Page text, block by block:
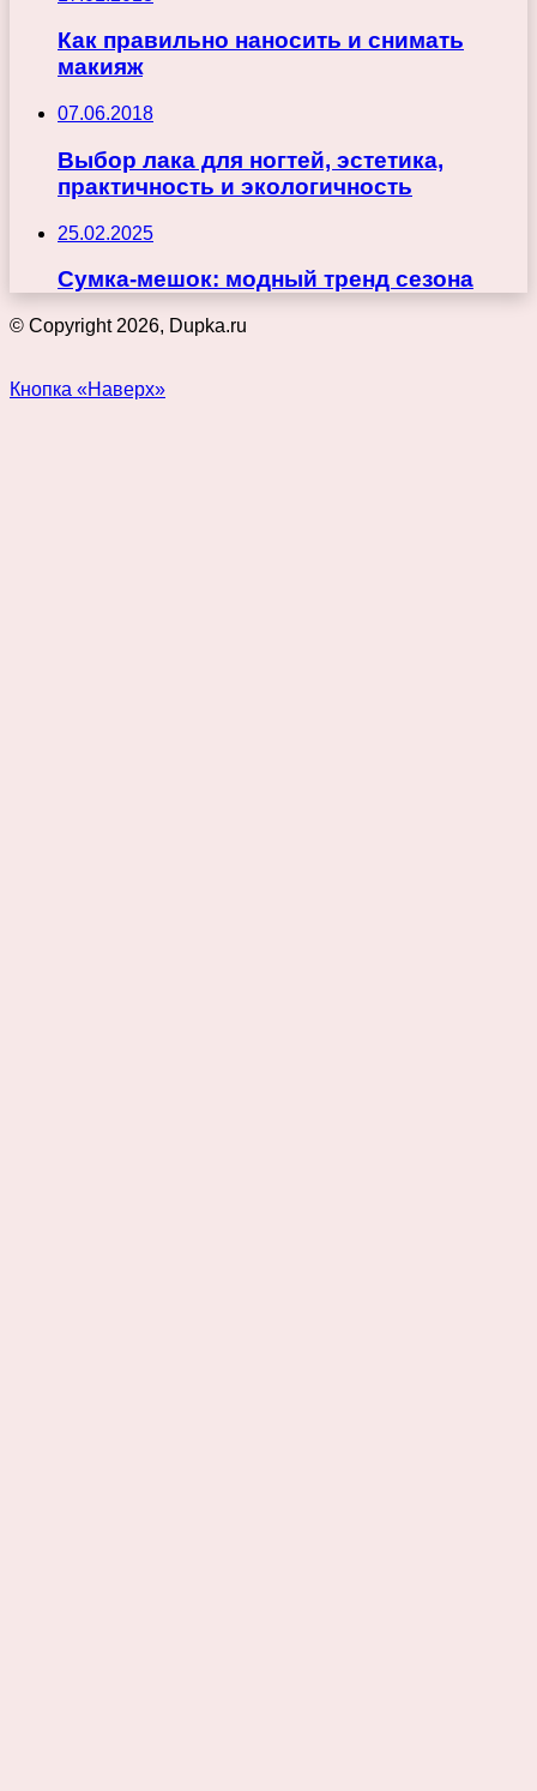
Как правильно наносить и снимать
макияж
07.06.2018
Выбор лака для ногтей, эстетика,
практичность и экологичность
25.02.2025
Сумка-мешок: модный тренд сезона
© Copyright 2026, Dupka.ru
Кнопка «Наверх»